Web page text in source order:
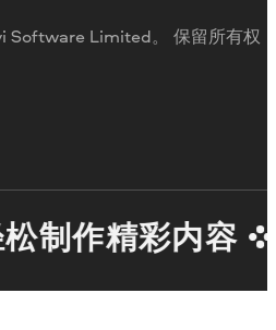
Limited。 保留所有权
制作精彩内容